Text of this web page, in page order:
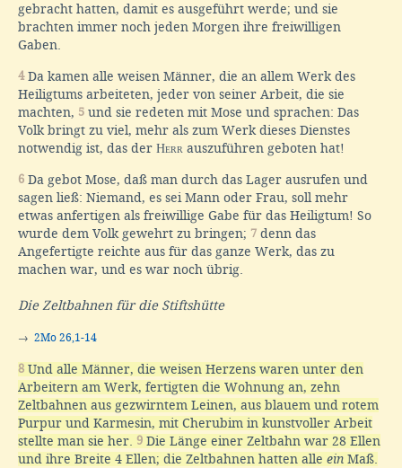
gebracht hatten, damit es ausgeführt werde; und sie
brachten immer noch jeden Morgen ihre freiwilligen
Gaben.
4Da kamen alle weisen Männer, die an allem Werk des
Heiligtums arbeiteten, jeder von seiner Arbeit, die sie
machten, 5 und sie redeten mit Mose und sprachen: Das
Volk bringt zu viel, mehr als zum Werk dieses Dienstes
notwendig ist, das der Herr auszuführen geboten hat!
6 Da gebot Mose, daß man durch das Lager ausrufen und
sagen ließ: Niemand, es sei Mann oder Frau, soll mehr
etwas anfertigen als freiwillige Gabe für das Heiligtum! So
wurde dem Volk gewehrt zu bringen; 7 denn das
Angefertigte reichte aus für das ganze Werk, das zu
machen war, und es war noch übrig.
Die Zeltbahnen für die Stiftshütte
→ 2Mo 26,1-14
8 Und alle Männer, die weisen Herzens waren unter den
Arbeitern am Werk, fertigten die Wohnung an, zehn
Zeltbahnen aus gezwirntem Leinen, aus blauem und rotem
Purpur und Karmesin, mit Cherubim in kunstvoller Arbeit
stellte man sie her. 9 Die Länge einer Zeltbahn war 28 Ellen
und ihre Breite 4 Ellen; die Zeltbahnen hatten alle ein Maß.